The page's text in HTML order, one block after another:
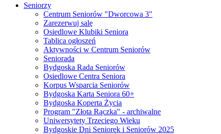
Seniorzy
Centrum Seniorów "Dworcowa 3"
Zarezerwuj salę
Osiedlowe Klubiki Seniora
Tablica ogłoszeń
Aktywności w Centrum Seniorów
Seniorada
Bydgoska Rada Seniorów
Osiedlowe Centra Seniora
Korpus Wsparcia Seniorów
Bydgoska Karta Seniora 60+
Bydgoska Koperta Życia
Program "Złota Rączka" - archiwalne
Uniwersytety Trzeciego Wieku
Bydgoskie Dni Seniorek i Seniorów 2025